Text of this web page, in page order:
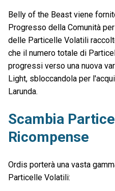
Belly of the Beast viene
Progresso della Comunità
delle Particelle Volatili
che il numero totale di
progressi verso una nuova
Light, sbloccandola per
Larunda.
Scambia
Ricompense
Ordis porterà una vasta
Particelle Volatili: